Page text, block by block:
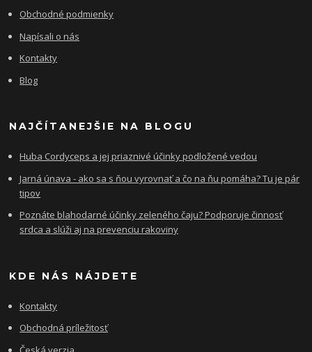
Obchodné podmienky
Napísali o nás
Kontakty
Blog
NAJČÍTANEJŠIE NA BLOGU
Huba Cordyceps a jej priaznivé účinky podložené vedou
Jarná únava - ako sa s ňou vyrovnať a čo na ňu pomáha? Tu je pár
tipov
Poznáte blahodarné účinky zeleného čaju? Podporuje činnosť
srdca a slúži aj na prevenciu rakoviny
KDE NÁS NÁJDETE
Kontakty
Obchodná príležitosť